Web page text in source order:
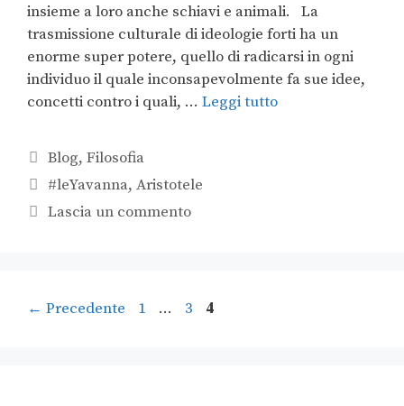
insieme a loro anche schiavi e animali. La
trasmissione culturale di ideologie forti ha un
enorme super potere, quello di radicarsi in ogni
individuo il quale inconsapevolmente fa sue idee,
concetti contro i quali, … Leggi tutto
Blog,Filosofia
#leYavanna,Aristotele
Lascia un commento
← Precedente 1 … 3 4